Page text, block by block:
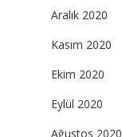
Aralık 2020
Kasım 2020
Ekim 2020
Eylül 2020
Ağustos 2020